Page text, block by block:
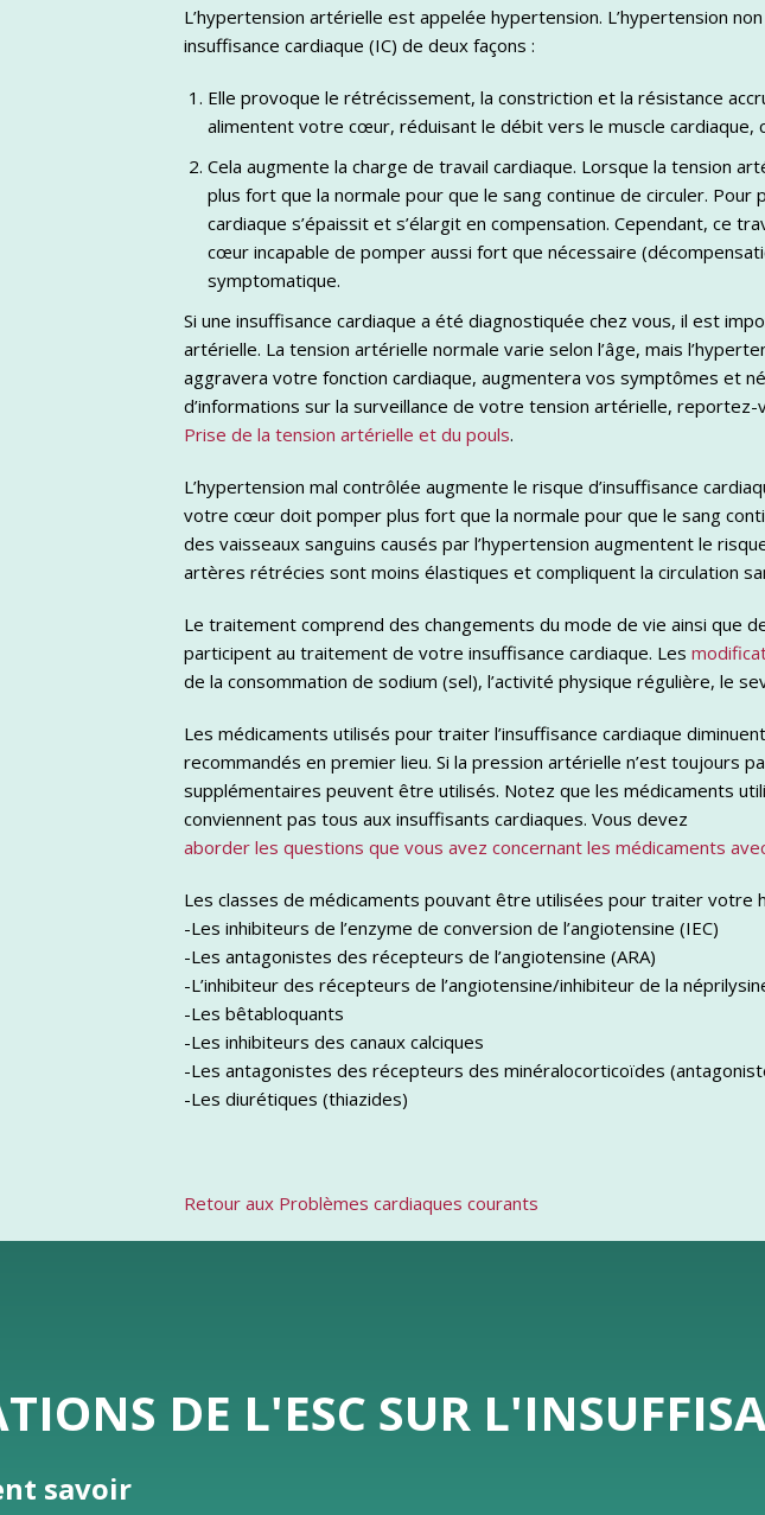
L’hypertension artérielle est appelée hypertension. L’hypertension
insuffisance cardiaque (IC) de deux façons :
Elle provoque le rétrécissement, la constriction et la résistance
alimentent votre cœur, réduisant le débit vers le muscle
Cela augmente la charge de travail cardiaque. Lorsque la tension
plus fort que la normale pour que le sang continue de circuler. Pour
cardiaque s’épaissit et s’élargit en compensation. Cependant, ce
cœur incapable de pomper aussi fort que nécessaire
symptomatique.
Si une insuffisance cardiaque a été diagnostiquée chez vous, il est
artérielle. La tension artérielle normale varie selon l’âge, mais
aggravera votre fonction cardiaque, augmentera vos symptômes et
d’informations sur la surveillance de votre tension artérielle, reportez-
Prise de la tension artérielle et du pouls.
L’hypertension mal contrôlée augmente le risque d’insuffisance
votre cœur doit pomper plus fort que la normale pour que le sang
des vaisseaux sanguins causés par l’hypertension augmentent le
artères rétrécies sont moins élastiques et compliquent la circulation
Le traitement comprend des changements du mode de vie ainsi que
participent au traitement de votre insuffisance cardiaque. Les
de la consommation de sodium (sel), l’activité physique régulière, le
Les médicaments utilisés pour traiter l’insuffisance cardiaque
recommandés en premier lieu. Si la pression artérielle n’est toujours
supplémentaires peuvent être utilisés. Notez que les médicaments
conviennent pas tous aux insuffisants cardiaques. Vous devez
aborder les questions que vous avez concernant les médicaments
Les classes de médicaments pouvant être utilisées pour traiter votre
-Les inhibiteurs de l’enzyme de conversion de l’angiotensine (IEC)
-Les antagonistes des récepteurs de l’angiotensine (ARA)
-L’inhibiteur des récepteurs de l’angiotensine/inhibiteur de la
-Les bêtabloquants
-Les inhibiteurs des canaux calciques
-Les antagonistes des récepteurs des minéralocorticoïdes
-Les diurétiques (thiazides)
Retour aux Problèmes cardiaques courants
DE L'ESC SUR
savoir